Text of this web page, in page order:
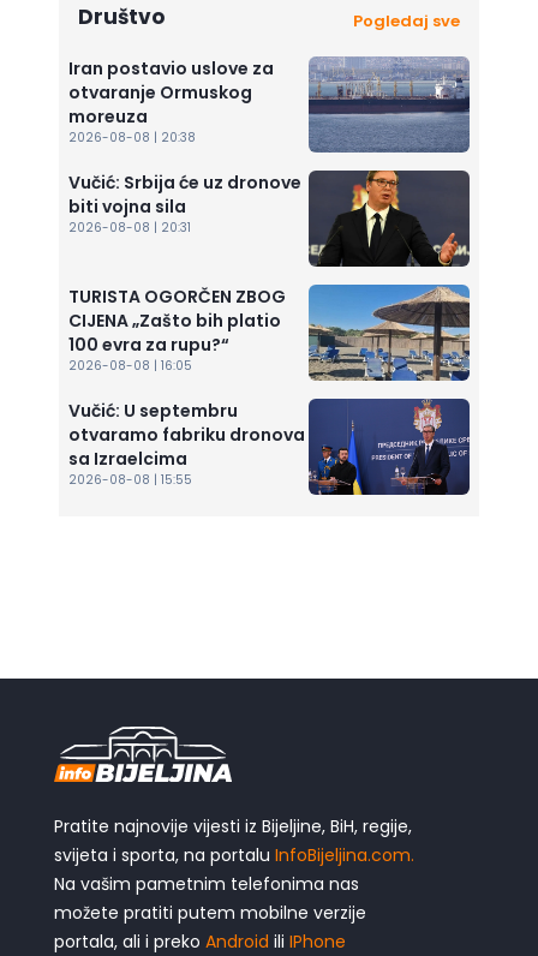
Društvo Pogledaj sve
Iran postavio uslove za
otvaranje Ormuskog
moreuza
2026-08-08 | 20:38
Vučić: Srbija će uz dronove
biti vojna sila
2026-08-08 | 20:31
TURISTA OGORČEN ZBOG
CIJENA „Zašto bih platio
100 evra za rupu?“
2026-08-08 | 16:05
Vučić: U septembru
otvaramo fabriku dronova
sa Izraelcima
2026-08-08 | 15:55
Pratite najnovije vijesti iz Bijeljine, BiH, regije,
svijeta i sporta, na portalu InfoBijeljina.com.
Na vašim pametnim telefonima nas
možete pratiti putem mobilne verzije
portala, ali i preko Android ili IPhone